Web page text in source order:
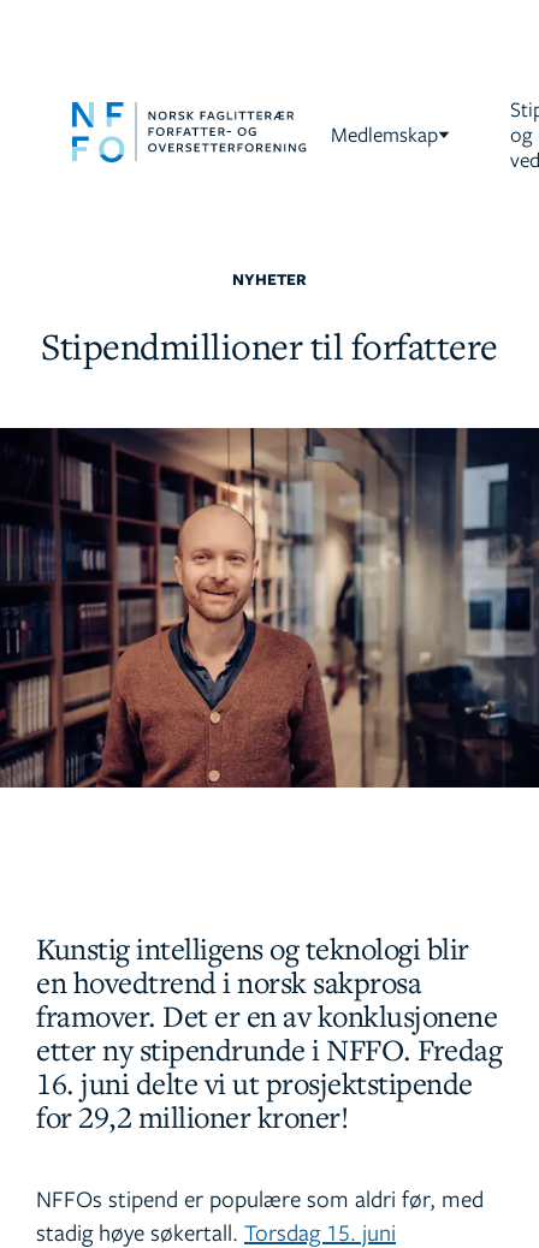
Medlemskap
og
NYHETER
Stipendmillioner til forfattere
Kunstig intelligens og teknologi blir
en hovedtrend i norsk sakprosa
framover. Det er en av konklusjonene
etter ny stipendrunde i NFFO. Fredag
16. juni delte vi ut prosjektstipende
for 29,2 millioner kroner!
NFFOs stipend er populære som aldri før, med
stadig høye søkertall. Torsdag 15. juni